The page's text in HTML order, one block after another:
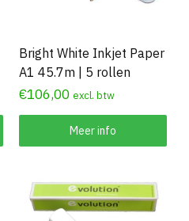
Bright White Inkjet Paper
A1 45.7m | 5 rollen
€106,00 excl. btw
Meer info